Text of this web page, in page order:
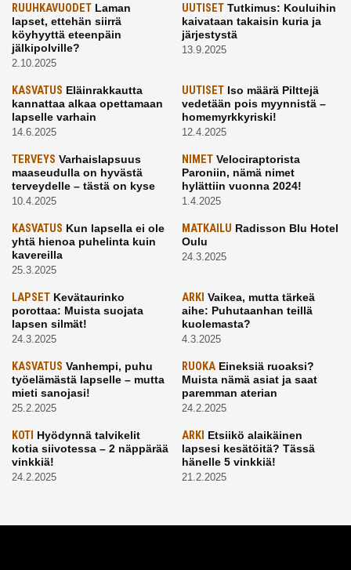
RUUHKAVUODET Laman
lapset, ettehän siirrä
köyhyyttä eteenpäin
jälkipolville?
2.10.2025
UUTISETTutkimus: Kouluihin
kaivataan takaisin kuria ja
järjestystä
13.9.2025
KASVATUS Eläinrakkautta
kannattaa alkaa opettamaan
lapselle varhain
14.6.2025
UUTISETIso määrä Pilttejä
vedetään pois myynnistä –
homemyrkkyriski!
12.4.2025
TERVEYS Varhaislapsuus
maaseudulla on hyvästä
terveydelle – tästä on kyse
10.4.2025
NIMETVelociraptorista
Paroniin, nämä nimet
hylättiin vuonna 2024!
1.4.2025
KASVATUS Kun lapsella ei ole
yhtä hienoa puhelinta kuin
kavereilla
25.3.2025
MATKAILU Radisson Blu Hotel
Oulu
24.3.2025
LAPSET Kevätaurinko
porottaa: Muista suojata
lapsen silmät!
24.3.2025
ARKI Vaikea, mutta tärkeä
aihe: Puhutaanhan teillä
kuolemasta?
4.3.2025
KASVATUS Vanhempi, puhu
työelämästä lapselle – mutta
mieti sanojasi!
25.2.2025
RUOKAEineksiä ruoaksi?
Muista nämä asiat ja saat
paremman aterian
24.2.2025
KOTI Hyödynnä talvikelit
kotia siivotessa – 2 näppärää
vinkkiä!
24.2.2025
ARKI Etsiikö alaikäinen
lapsesi kesätöitä? Tässä
hänelle 5 vinkkiä!
21.2.2025